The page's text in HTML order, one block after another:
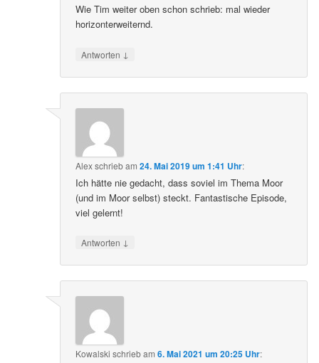
Wie Tim weiter oben schon schrieb: mal wieder
horizonterweiternd.
Antworten ↓
Alexschriebam24. Mai 2019 um 1:41 Uhr:
Ich hätte nie gedacht, dass soviel im Thema Moor
(und im Moor selbst) steckt. Fantastische Episode,
viel gelernt!
Antworten ↓
Kowalski schriebam6. Mai 2021 um 20:25 Uhr: